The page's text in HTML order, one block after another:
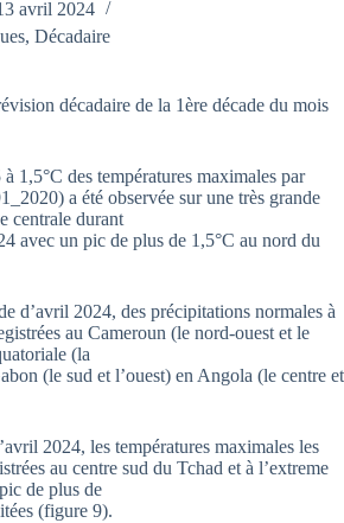
avril 2024
, Décadaire
décadaire de la 1ère décade du mois
1,5°C des températures maximales par
a été observée sur une très grande
centrale durant
avec un pic de plus de 1,5°C au nord du
d’avril 2024, des précipitations normales à
au Cameroun (le nord-ouest et le
(la
(le sud et l’ouest) en Angola (le centre et
2024, les températures maximales les
au centre sud du Tchad et à l’extreme
de plus de
(figure 9).